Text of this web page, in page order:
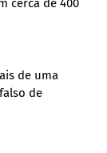
cerca de 400
de uma
de